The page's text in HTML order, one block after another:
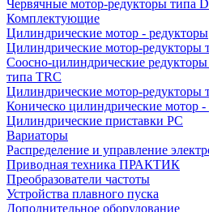
Червячные мотор-редукторы типа
Комплектующие
Цилиндрические мотор - редукторы
Цилиндрические мотор-редукторы
Соосно-цилиндрические
типа TRC
Цилиндрические мотор-редукторы
Коническо цилиндрические мотор -
Цилиндрические приставки PC
Вариаторы
Распределение и управление
Приводная техника ПРАКТИК
Преобразователи частоты
Устройства плавного пуска
Дополнительное оборудование